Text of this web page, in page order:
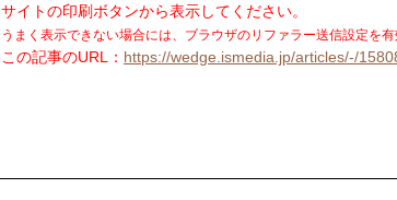
サイトの印刷ボタンから表示してください。
うまく表示できない場合には、ブラウザのリファラー送信設定を有
この記事のURL： https://wedge.ismedia.jp/articles/-/